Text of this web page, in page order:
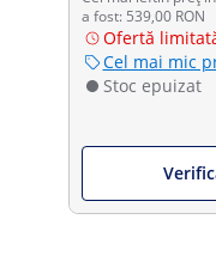
a fost: 539,00 RON
Ofertă
Cel mai mic
Stoc epuizat